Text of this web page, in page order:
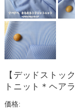
【デッドストッ
トニット＊ヘア
価格: